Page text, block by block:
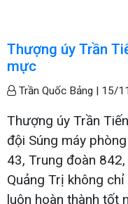
Thượng úy Trần
mực
Trần Quốc Bảng | 15/
Thượng úy Trần
đội Súng máy
43, Trung đoàn
Quảng Trị không
luôn hoàn thành tốt